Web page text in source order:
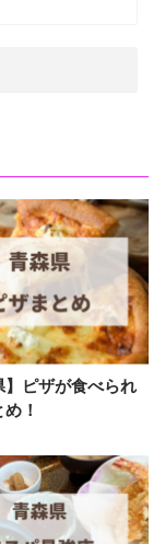
】ピザが食べられ
！